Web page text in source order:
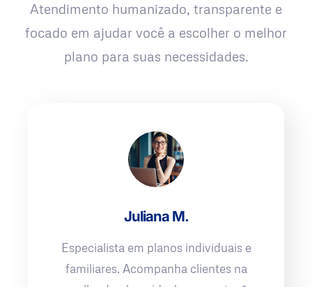
Atendimento humanizado, transparente e
focado em ajudar você a escolher o melhor
plano para suas necessidades.
Juliana M.
Especialista em planos individuais e
familiares. Acompanha clientes na